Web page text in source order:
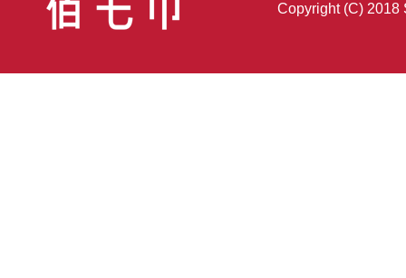
Copyright (C) 2018